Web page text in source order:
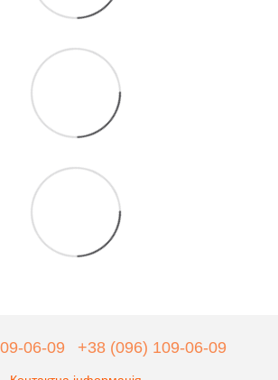
06-09 +38 (096) 109-06-09